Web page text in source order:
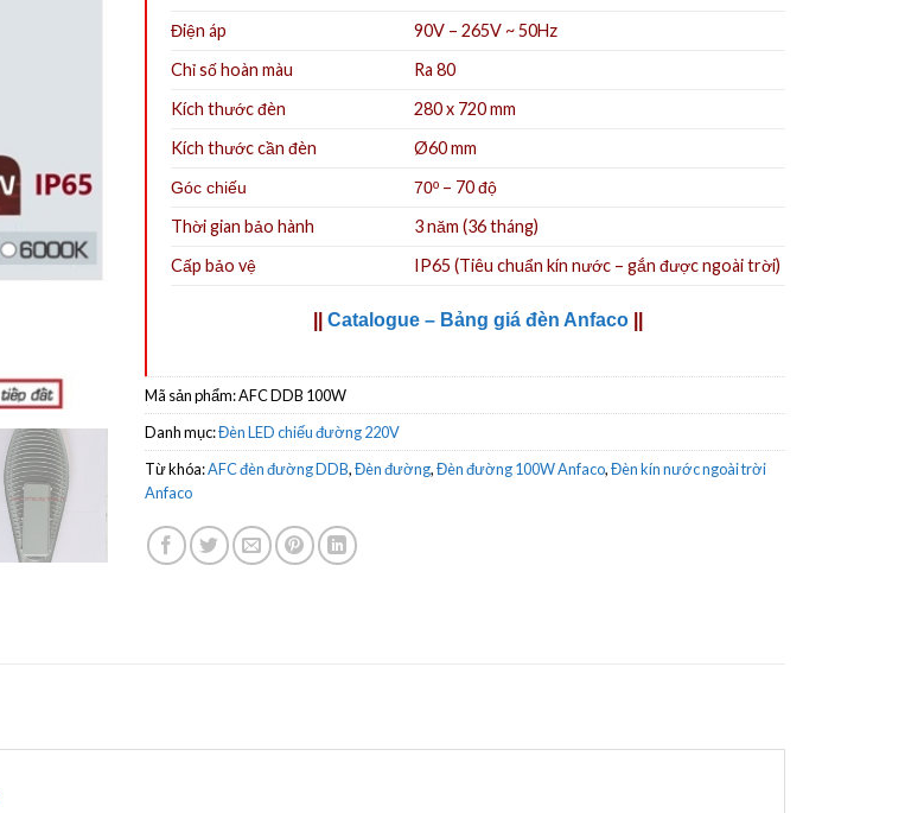
Điện áp
90V – 265V ~ 50Hz
Chỉ số hoàn màu
Ra 80
Kích thước đèn
280 x 720 mm
Kích thước cần đèn
Ø60 mm
Góc chiếu 70º – 70 độ
Thời gian bảo hành
3 năm (36 tháng)
Cấp bảo vệ
IP65(Tiêu chuẩn kín nước – gắn được ngoài trời)
Catalogue – Bảng giá đèn Anfaco
Mã sản phẩm:AFC DDB 100W
Danh mục:Đèn LED chiếu đường 220V
Từ khóa:AFC đèn đường DDB,Đèn đường,Đèn đường 100W Anfaco,Đèn kín nước ngoài trời
Anfaco